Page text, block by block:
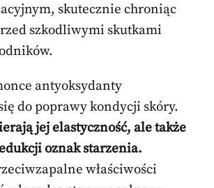
skutecznie chroniąc
szkodliwymi skutkami
antyoksydanty
do poprawy kondycji skóry.
jej elastyczność, ale także
oznak starzenia.
właściwości